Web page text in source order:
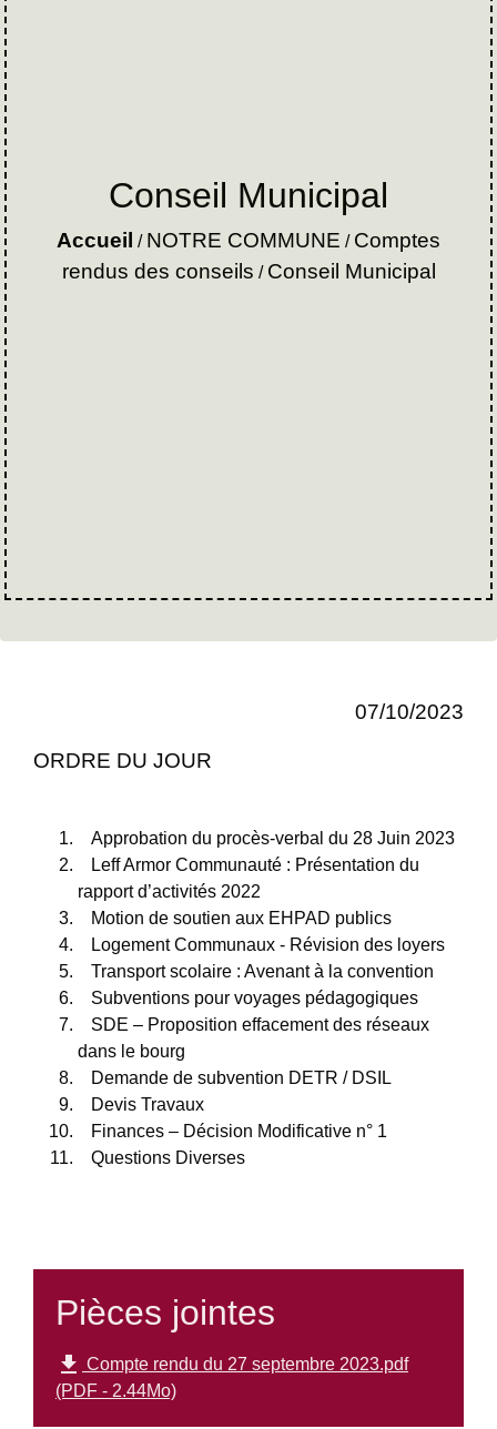
Conseil Municipal
Accueil / NOTRE COMMUNE / Comptes
rendus des conseils / Conseil Municipal
07/10/2023
ORDRE DU JOUR
Approbation du procès-verbal du 28 Juin 2023
Leff Armor Communauté : Présentation du
rapport d’activités 2022
Motion de soutien aux EHPAD publics
Logement Communaux - Révision des loyers
Transport scolaire : Avenant à la convention
Subventions pour voyages pédagogiques
SDE – Proposition effacement des réseaux
dans le bourg
Demande de subvention DETR / DSIL
Devis Travaux
Finances – Décision Modificative n° 1
Questions Diverses
Pièces jointes
file_download Compte rendu du 27 septembre 2023.pdf
(PDF - 2.44Mo)